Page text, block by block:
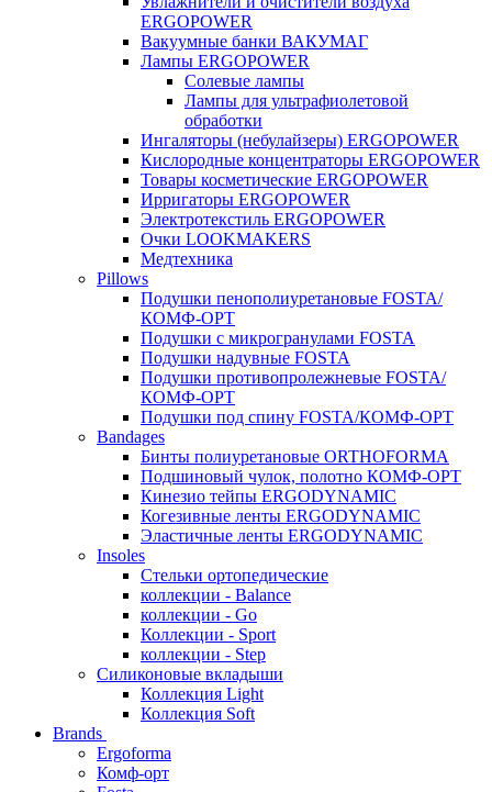
ERGOPOWER
Вакуумные банки ВАКУМАГ
Лампы ERGOPOWER
Солевые лампы
Лампы для ультрафиолетовой
обработки
Ингаляторы (небулайзеры) ERGOPOWER
Кислородные концентраторы ERGOPOWER
Товары косметические ERGOPOWER
Ирригаторы ERGOPOWER
Электротекстиль ERGOPOWER
Очки LOOKMAKERS
Медтехника
Pillows
Подушки пенополиуретановые FOSTA/
КОМФ-ОРТ
Подушки с микрогранулами FOSTA
Подушки надувные FOSTA
Подушки противопролежневые FOSTA/
КОМФ-ОРТ
Подушки под спину FOSTA/КОМФ-ОРТ
Bandages
Бинты полиуретановые ORTHOFORMA
Подшиновый чулок, полотно КОМФ-ОРТ
Кинезио тейпы ERGODYNAMIC
Когезивные ленты ERGODYNAMIC
Эластичные ленты ERGODYNAMIC
Insoles
Стельки ортопедические
коллекции - Balance
коллекции - Go
Коллекции - Sport
коллекции - Step
Силиконовые вкладыши
Коллекция Light
Коллекция Soft
Brands
Ergoforma
Комф-орт